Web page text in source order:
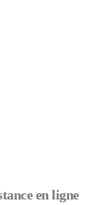
en ligne